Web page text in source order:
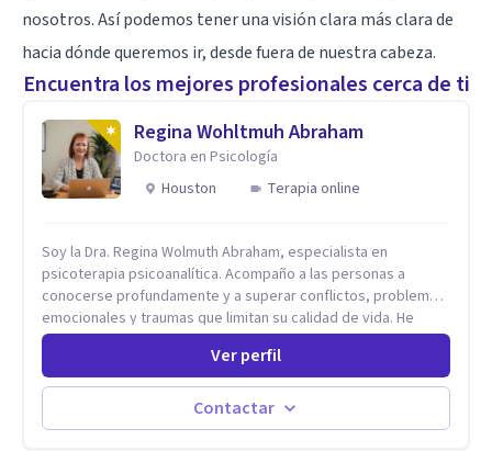
nosotros. Así podemos tener una visión clara más clara de
hacia dónde queremos ir, desde fuera de nuestra cabeza.
Encuentra los mejores profesionales cerca de ti
Regina Wohltmuh Abraham
Doctora en Psicología
Houston
Terapia online
Soy la Dra. Regina Wolmuth Abraham, especialista en
psicoterapia psicoanalítica. Acompaño a las personas a
conocerse profundamente y a superar conflictos, problemas
emocionales y traumas que limitan su calidad de vida. He
trabajado en reconocidas instituciones como el Hospital
Psiquiátrico San Rafael, Instituto Psiquiátrico MENDAO, San
Bernardino, Hospital Psiquiátrico Infantil y el Centro de
Integración Juvenil. Además, tuve el privilegio de colaborar
en comunidades como Olivar del Conde y Xochimilco, lo que
Ver perfil
Contactar